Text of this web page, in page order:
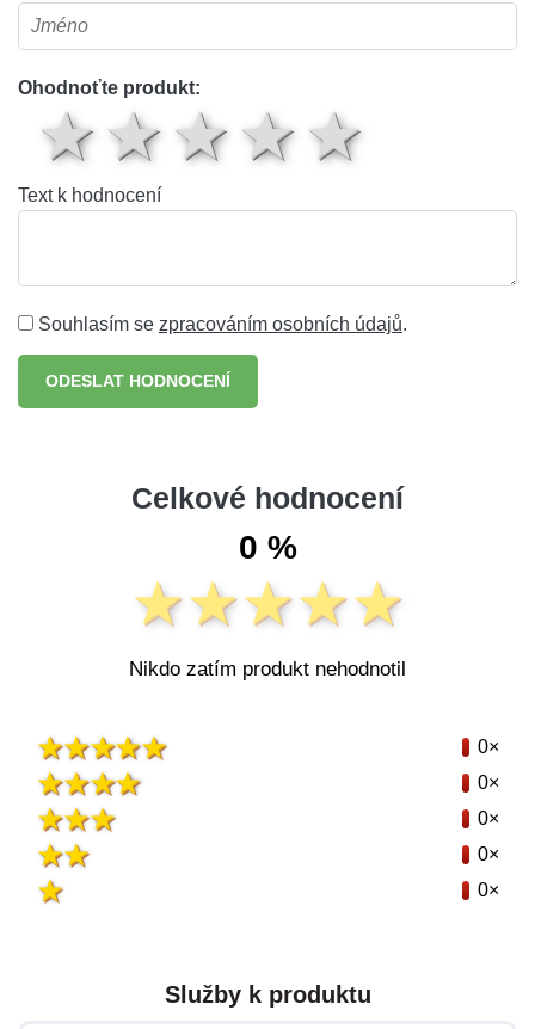
Ohodnoťte produkt:
4
3 hvězdy
2 hvězdy
1 hvězda
Text k hodnocení
Souhlasím se zpracováním osobních údajů.
ODESLAT HODNOCENÍ
Celkové hodnocení
0 %
Nikdo zatím produkt nehodnotil
0×
0×
0×
0×
0×
Služby k produktu